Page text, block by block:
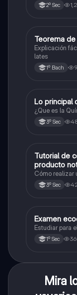
2º Sec
Matemáticas
Teorema
Explicación
lates
1º Bach
Química
Lo principal
¿Que es la
3º Sec
Matemáticas
Tutorial de
producto
😜
Cómo realizar
3º Sec
Español
Examen
Estudiar para
1º Sec
Mira